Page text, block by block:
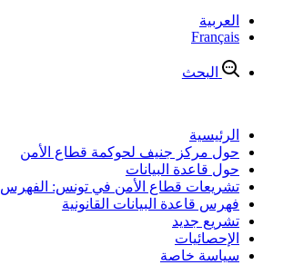
العربية
Français
البحث
الرئيسية
حول مركز جنيف لحوكمة قطاع الأمن
حول قاعدة البيانات
تشريعات قطاع الأمن في تونس: الفهرس 1956-2011
فهرس قاعدة البيانات القانونية
تشريع جديد
الإحصائيات
سياسة خاصة